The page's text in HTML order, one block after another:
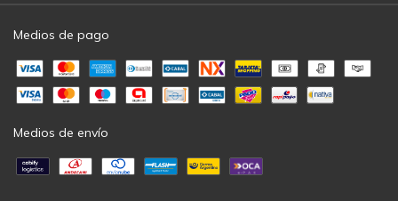
Medios de pago
Medios de envío